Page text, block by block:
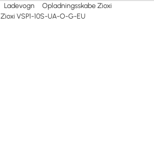
Ladevogn
Opladningsskabe Zioxi
Zioxi VSP1-10S-UA-O-G-EU